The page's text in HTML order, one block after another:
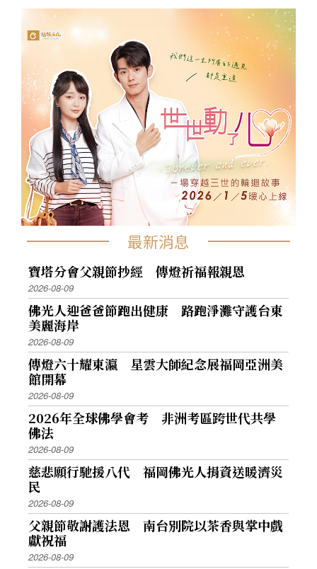
最新消息
寶塔分會父親節抄經 傳燈祈福報親恩
2026-08-09
佛光人迎爸爸節跑出健康 路跑淨灘守護台東
美麗海岸
2026-08-09
傳燈六十耀東瀛 星雲大師紀念展福岡亞洲美
館開幕
2026-08-09
2026年全球佛學會考 非洲考區跨世代共學
佛法
2026-08-09
慈悲願行馳援八代 福岡佛光人捐資送暖濟災
民
2026-08-09
父親節敬謝護法恩 南台別院以茶香與掌中戲
獻祝福
2026-08-09